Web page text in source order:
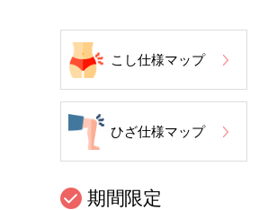
こし仕様マップ
ひざ仕様マップ
期間限定